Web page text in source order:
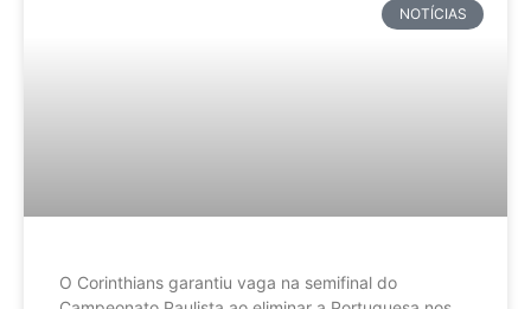
NOTÍCIAS
O Corinthians garantiu vaga na semifinal do